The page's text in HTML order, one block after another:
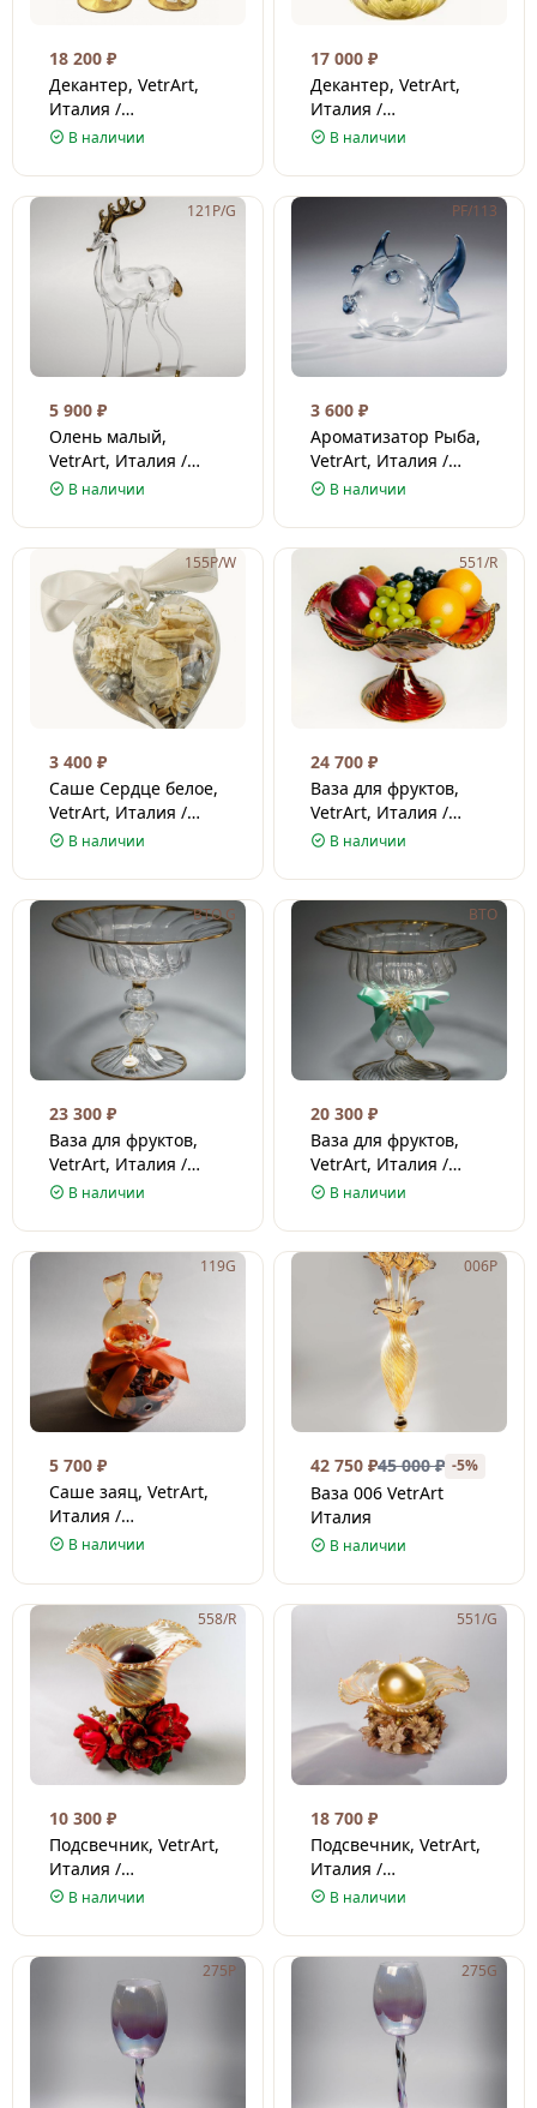
18 200 ₽
Декантер, VetrArt,
Италия /
Венецианское стекло
В наличии
17 000 ₽
Декантер, VetrArt,
Италия /
Венецианское стекло
В наличии
121P/G
5 900 ₽
Олень малый,
VetrArt, Италия /
Венецианское стекло
В наличии
PF/113
3 600 ₽
Ароматизатор Рыба,
VetrArt, Италия /
Венецианское стекло
В наличии
155P/W
3 400 ₽
Саше Сердце белое,
VetrArt, Италия /
Венецианское стекло
В наличии
551/R
24 700 ₽
Ваза для фруктов,
VetrArt, Италия /
Венецианское стекло
В наличии
BTO G
23 300 ₽
Ваза для фруктов,
VetrArt, Италия /
Венецианское стекло
В наличии
BTO
20 300 ₽
Ваза для фруктов,
VetrArt, Италия /
Венецианское стекло
В наличии
119G
5 700 ₽
Саше заяц, VetrArt,
Италия /
Венецианское стекло
В наличии
006P
42 750 ₽45 000₽ -5%
Ваза 006 VetrArt
Италия
В наличии
558/R
10 300 ₽
Подсвечник, VetrArt,
Италия /
Венецианское стекло
В наличии
551/G
18 700 ₽
Подсвечник, VetrArt,
Италия /
Венецианское стекло
В наличии
275P 275G